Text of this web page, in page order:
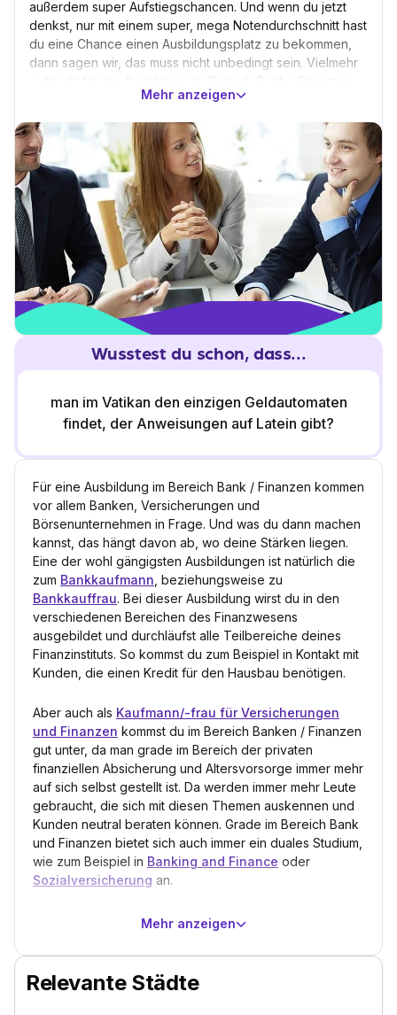
außerdem super Aufstiegschancen. Und wenn du jetzt
denkst, nur mit einem super, mega Notendurchschnitt hast
du eine Chance einen Ausbildungsplatz zu bekommen,
dann sagen wir, das muss nicht unbedingt sein. Vielmehr
der Umgang mit Kunden liegen, du musst überzeugend
erbringen, da die Banken- und Finanzbranche sehr
leistungsorientiert ist. Einen Kopf für Zahlen solltest du am
besten auch haben.
Mehr anzeigen
Wusstest du schon, dass...
man im Vatikan den einzigen Geldautomaten
findet, der Anweisungen auf Latein gibt?
Für eine Ausbildung im Bereich Bank / Finanzen kommen
vor allem Banken, Versicherungen und
Börsenunternehmen in Frage. Und was du dann machen
kannst, das hängt davon ab, wo deine Stärken liegen.
Eine der wohl gängigsten Ausbildungen ist natürlich die
zum Bankkaufmann , beziehungsweise zu
Bankkauffrau. Bei dieser Ausbildung wirst du in den
verschiedenen Bereichen des Finanzwesens
ausgebildet und durchläufst alle Teilbereiche deines
Finanzinstituts. So kommst du zum Beispiel in Kontakt mit
Kunden, die einen Kredit für den Hausbau benötigen.
Aber auch als Kaufmann/-frau für Versicherungen
und Finanzen kommst du im Bereich Banken / Finanzen
gut unter, da man grade im Bereich der privaten
finanziellen Absicherung und Altersvorsorge immer mehr
auf sich selbst gestellt ist. Da werden immer mehr Leute
gebraucht, die sich mit diesen Themen auskennen und
Kunden neutral beraten können. Grade im Bereich Bank
und Finanzen bietet sich auch immer ein duales Studium,
wie zum Beispiel in Banking and Finance oder
Sozialversicherung an.
Mehr anzeigen
Relevante Städte